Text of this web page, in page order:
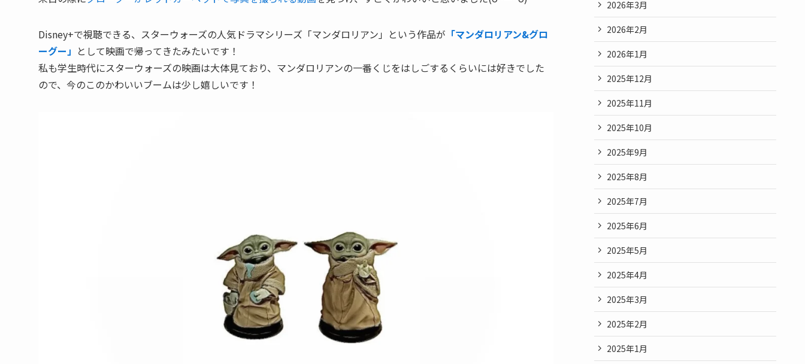
Disney+で視聴できる、スターウォーズの人気ドラマシリーズ「マンダロリアン」という作品が 「マンダロリアン&グロ
ーグー」 として映画で帰ってきたみたいです！
私も学生時代にスターウォーズの映画は大体見ており、マンダロリアンの一番くじをはしごするくらいには好きでした
ので、今のこのかわいいブームは少し嬉しいです！
2026年3月
2026年2月
2026年1月
2025年12月
2025年11月
2025年10月
2025年9月
2025年8月
2025年7月
2025年6月
2025年5月
2025年4月
2025年3月
2025年2月
2025年1月